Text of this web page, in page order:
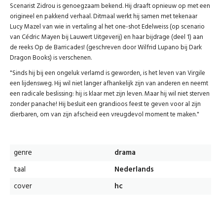
Scenarist Zidrou is genoegzaam bekend. Hij draaft opnieuw op met een
origineel en pakkend verhaal. Ditmaal werkt hij samen met tekenaar
Lucy Mazel van wie in vertaling al het one-shot Edelweiss (op scenario
van Cédric Mayen bij Lauwert Uitgeverij) en haar bijdrage (deel 1) aan
de reeks Op de Barricades! (geschreven door Wilfrid Lupano bij Dark
Dragon Books) is verschenen.
"Sinds hij bij een ongeluk verlamd is geworden, is het leven van Virgile
een lijdensweg. Hij wil niet langer afhankelijk zijn van anderen en neemt
een radicale beslissing: hij is klaar met zijn leven. Maar hij wil niet sterven
zonder panache! Hij besluit een grandioos feest te geven voor al zijn
dierbaren, om van zijn afscheid een vreugdevol moment te maken."
genre
drama
taal
Nederlands
cover
hc